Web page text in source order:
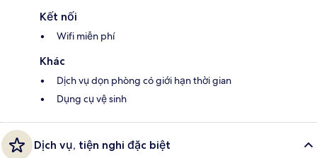
Kết nối
Wifi miễn phí
Khác
Dịch vụ dọn phòng có giới hạn thời gian
Dụng cụ vệ sinh
Dịch vụ, tiện nghi đặc biệt